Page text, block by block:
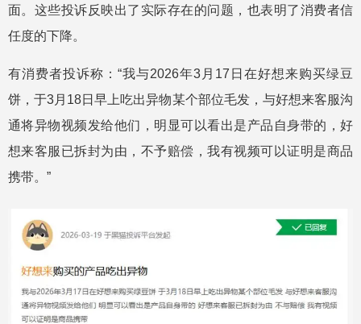
面。这些投诉反映出了实际存在的问题，也表明了消费者信
任度的下降。
有消费者投诉称：“我与2026年3月17日在好想来购买绿豆
饼，于3月18日早上吃出异物某个部位毛发，与好想来客服沟
通将异物视频发给他们，明显可以看出是产品自身带的，好
想来客服已拆封为由，不予赔偿，我有视频可以证明是商品
携带。”